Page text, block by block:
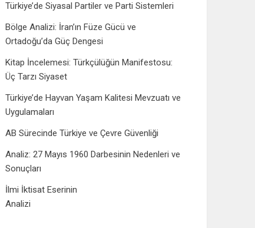
Türkiye’de Siyasal Partiler ve Parti Sistemleri
Bölge Analizi: İran’ın Füze Gücü ve
Ortadoğu’da Güç Dengesi
Kitap İncelemesi: Türkçülüğün Manifestosu:
Üç Tarzı Siyaset
Türkiye’de Hayvan Yaşam Kalitesi Mevzuatı ve
Uygulamaları
AB Sürecinde Türkiye ve Çevre Güvenliği
Analiz: 27 Mayıs 1960 Darbesinin Nedenleri ve
Sonuçları
İlmi İktisat Eserinin
Analizi